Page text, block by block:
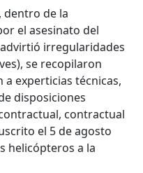
dentro de la
el asesinato del
irregularidades
se recopilaron
experticias técnicas,
disposiciones
contractual
el 5 de agosto
helicópteros a la